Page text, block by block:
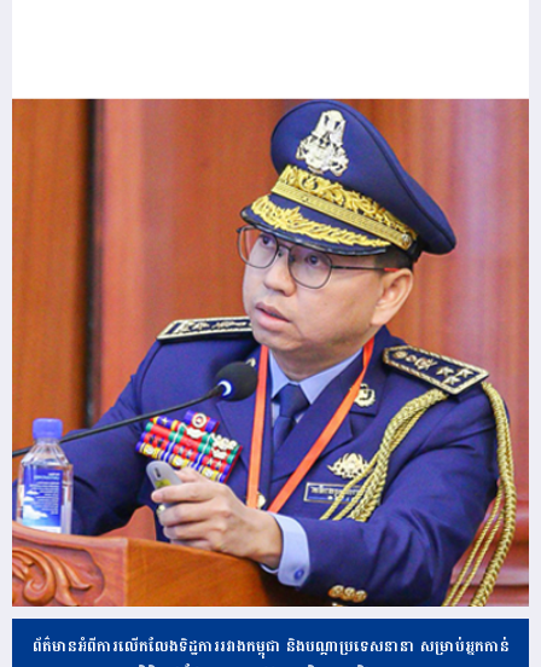
ព័ត៌មានអំពីការលើកលែងទិដ្ឋការរវាងកម្ពុជា និងបណ្ដាប្រទេសនានា សម្រាប់អ្នកកាន់